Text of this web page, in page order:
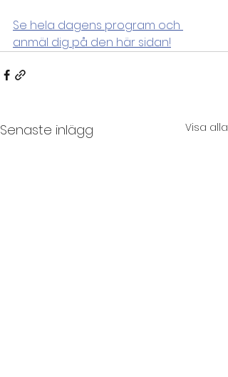
Se hela dagens program och
anmäl dig på den här sidan!
Senaste inlägg Visa alla